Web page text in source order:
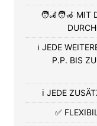
🧑‍🦼🧑‍🦽 MIT
ℹ️ JEDE
P.P. BIS
ℹ️ JEDE
✅